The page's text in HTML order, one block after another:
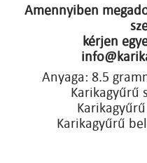
Amennyiben
kérjen
Anyaga: 8.5
Karikagyűrű
Karikagyűrű